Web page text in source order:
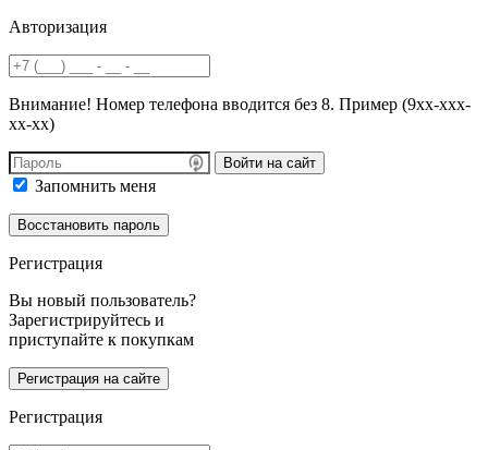
Авторизация
Внимание! Номер телефона вводится без 8. Пример (9хх-ххх-
хх-хх)
Войти на сайт
Запомнить меня
Регистрация
Вы новый пользователь?
Зарегистрируйтесь и
приступайте к покупкам
Регистрация